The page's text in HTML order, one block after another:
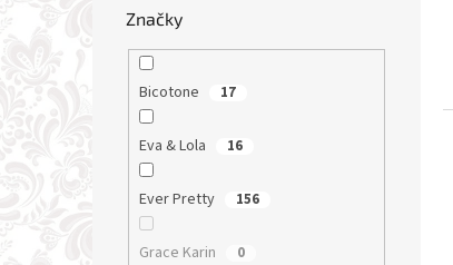
Značky
Bicotone 17
Eva & Lola 16
Ever Pretty 156
Grace Karin 0